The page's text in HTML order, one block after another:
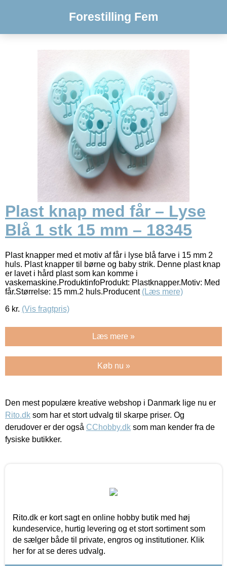
Forestilling Fem
Plast knap med får – Lyse
Blå 1 stk 15 mm – 18345
Plast knapper med et motiv af får i lyse blå farve i 15 mm 2
huls. Plast knapper til børne og baby strik. Denne plast knap
er lavet i hård plast som kan komme i
vaskemaskine.ProduktinfoProdukt: Plastknapper.Motiv: Med
får.Størrelse: 15 mm.2 huls.Producent (Læs mere)
6 kr. (Vis fragtpris)
Læs mere »
Køb nu »
Den mest populære kreative webshop i Danmark lige nu er
Rito.dk som har et stort udvalg til skarpe priser. Og
derudover er der også CChobby.dk som man kender fra de
fysiske butikker.
Rito.dk er kort sagt en online hobby butik med høj
kundeservice, hurtig levering og et stort sortiment som
de sælger både til private, engros og institutioner. Klik
her for at se deres udvalg.